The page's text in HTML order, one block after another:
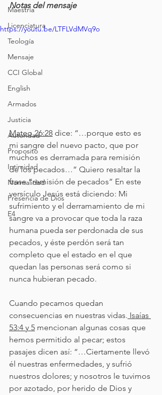
Maestría
Licenciatura
Teología
Mensaje
CCI Global
English
Armados
Justicia
Autoridad
Proposito
Intimidad
Normalidad
Presencia de Dios
E4
Notas del mensaje
https://youtu.be/LTFLVdMVq9o
Mateo 26:28 dice: “…porque esto es
mi sangre del nuevo pacto, que por
muchos es derramada para remisión
de los pecados…” Quiero resaltar la
frase “remisión de pecados” En este
versículo Jesús está diciendo: Mi
sufrimiento y el derramamiento de mi
sangre va a provocar que toda la raza
humana pueda ser perdonada de sus
pecados, y éste perdón será tan
completo que el estado en el que
quedan las personas será como si
nunca hubieran pecado.
Cuando pecamos quedan
consecuencias en nuestras vidas. Isaías
53:4 y 5 mencionan algunas cosas que
hemos permitido al pecar; estos
pasajes dicen así: “…Ciertamente llevó
él nuestras enfermedades, y sufrió
nuestros dolores; y nosotros le tuvimos
por azotado, por herido de Dios y